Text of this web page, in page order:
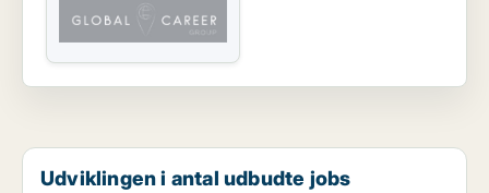
Udviklingen i antal udbudte jobs